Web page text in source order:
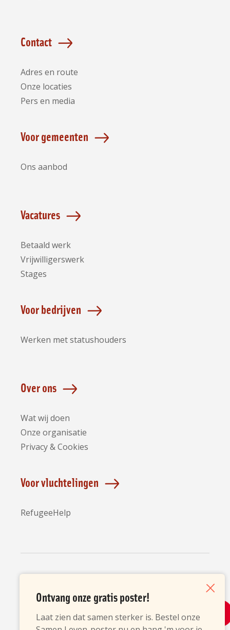
Contact
Adres en route
Onze locaties
Pers en media
Voor gemeenten
Ons aanbod
Vacatures
Betaald werk
Vrijwilligerswerk
Stages
Voor bedrijven
Werken met statushouders
Over ons
Wat wij doen
Onze organisatie
Privacy & Cookies
Voor vluchtelingen
RefugeeHelp
Ontvang onze gratis poster!
Laat zien dat samen sterker is. Bestel onze
Sluiten